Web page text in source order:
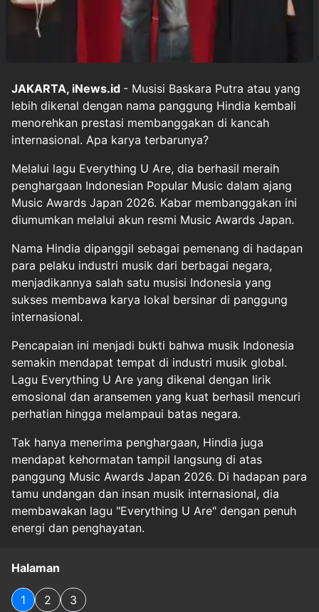
JAKARTA, iNews.id - Musisi Baskara Putra atau yang
lebih dikenal dengan nama panggung Hindia kembali
menorehkan prestasi membanggakan di kancah
internasional. Apa karya terbarunya?
Melalui lagu Everything U Are, dia berhasil meraih
penghargaan Indonesian Popular Music dalam ajang
Music Awards Japan 2026. Kabar membanggakan ini
diumumkan melalui akun resmi Music Awards Japan.
Nama Hindia dipanggil sebagai pemenang di hadapan
para pelaku industri musik dari berbagai negara,
menjadikannya salah satu musisi Indonesia yang
sukses membawa karya lokal bersinar di panggung
internasional.
Pencapaian ini menjadi bukti bahwa musik Indonesia
semakin mendapat tempat di industri musik global.
Lagu Everything U Are yang dikenal dengan lirik
emosional dan aransemen yang kuat berhasil mencuri
perhatian hingga melampaui batas negara.
Tak hanya menerima penghargaan, Hindia juga
mendapat kehormatan tampil langsung di atas
panggung Music Awards Japan 2026. Di hadapan para
tamu undangan dan insan musik internasional, dia
membawakan lagu "Everything U Are" dengan penuh
energi dan penghayatan.
Halaman
1 2 3